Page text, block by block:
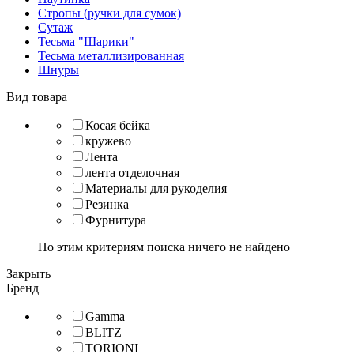
Стропы (ручки для сумок)
Сутаж
Тесьма "Шарики"
Тесьма металлизированная
Шнуры
Вид товара
Косая бейка
кружево
Лента
лента отделочная
Материалы для рукоделия
Резинка
Фурнитура
По этим критериям поиска ничего не найдено
Закрыть
Бренд
Gamma
BLITZ
TORIONI